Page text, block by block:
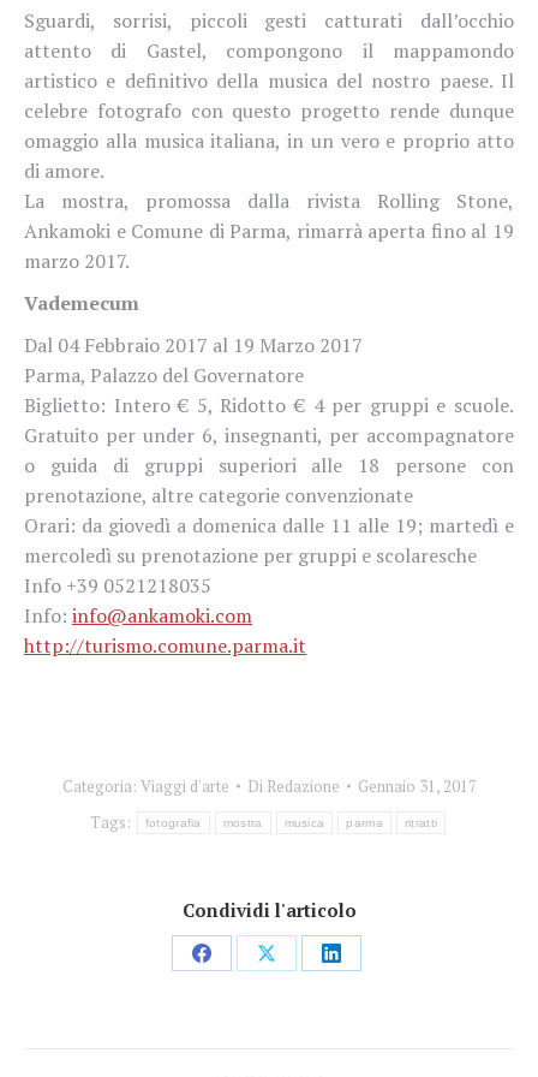
Sguardi, sorrisi, piccoli gesti catturati dall’occhio
attento di Gastel, compongono il mappamondo
artistico e definitivo della musica del nostro paese. Il
celebre fotografo con questo progetto rende dunque
omaggio alla musica italiana, in un vero e proprio atto
di amore.
La mostra, promossa dalla rivista Rolling Stone,
Ankamoki e Comune di Parma, rimarrà aperta fino al 19
marzo 2017.
Vademecum
Dal 04 Febbraio 2017 al 19 Marzo 2017
Parma, Palazzo del Governatore
Biglietto: Intero € 5, Ridotto € 4 per gruppi e scuole.
Gratuito per under 6, insegnanti, per accompagnatore
o guida di gruppi superiori alle 18 persone con
prenotazione, altre categorie convenzionate
Orari: da giovedì a domenica dalle 11 alle 19; martedì e
mercoledì su prenotazione per gruppi e scolaresche
Info +39 0521218035
Info: info@ankamoki.com
http://turismo.comune.parma.it
Categoria: Viaggi d'arte Di Redazione
Gennaio 31, 2017
Tags:
fotografia mostra musica parma ritratti
Condividi l'articolo
CondividiCondividiCondividi